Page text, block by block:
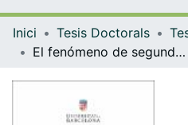
Inici Tesis Doctorals
El fenómeno de segundas víctimas en enfermeras de Unidades de Cuidado Intensivo Adulto en Hospitales Públicos de Chile: un abordaje mixto